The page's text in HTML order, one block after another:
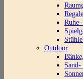
Outdoor
Sand-